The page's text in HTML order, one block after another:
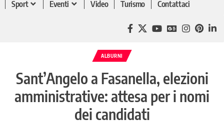
Sport
Eventi Video Turismo Contattaci
ALBURNI
Sant’Angelo a Fasanella, elezioni
amministrative: attesa per i nomi
dei candidati